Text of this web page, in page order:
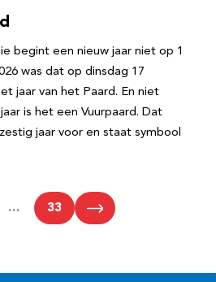
begint een nieuw jaar niet op 1
was dat op dinsdag 17
jaar van het Paard. En niet
is het een Vuurpaard. Dat
jaar voor en staat symbool
… 33